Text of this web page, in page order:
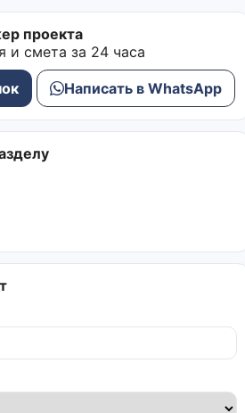
проекта
и смета за 24 часа
Написать в WhatsApp